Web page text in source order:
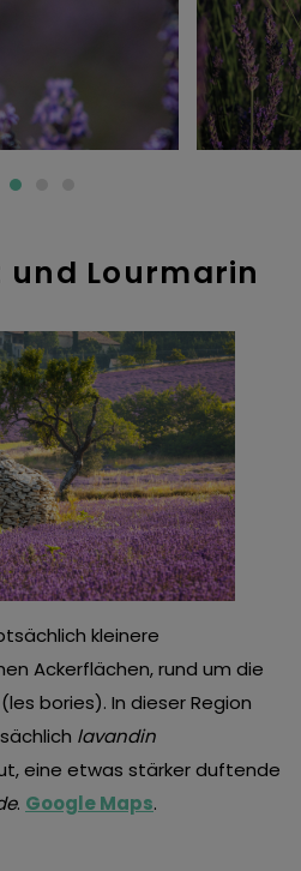
und Lourmarin
kleinere
Ackerflächen, rund um die
bories). In dieser Region
lavandin
eine etwas stärker duftende
. Google Maps.